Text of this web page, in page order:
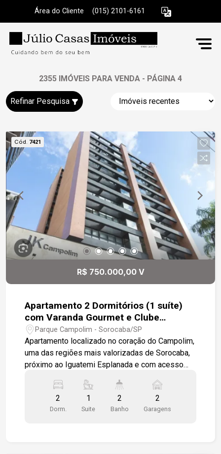
Área do Cliente (015) 2101-6161
2355 IMÓVEIS PARA VENDA - PÁGINA 4
Refinar Pesquisa
Cód. 7421
R$ 750.000,00 V
Apartamento 2 Dormitórios (1 suíte)
com Varanda Gourmet e Clube
Completo
Parque Campolim - Sorocaba/SP
Apartamento localizado no coração do Campolim,
uma das regiões mais valorizadas de Sorocaba,
próximo ao Iguatemi Esplanada e com acesso
com dois dormitórios, sendo uma suíte, todos
com armários modulados planejados. A suíte
oferece ainda pia com bancada, trazendo mais
2
Dorm.
1
Suite
2
Banho
2
Garagens